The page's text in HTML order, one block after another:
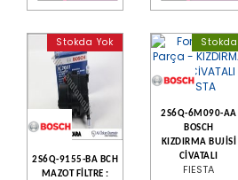
Stokda Yok
2S6Q-9155-BA BCH
MAZOT FİLTRE :
Stokda
2S6Q-6M090-AA
BOSCH
KIZDIRMA BUJİSİ
CİVATALI
FIESTA